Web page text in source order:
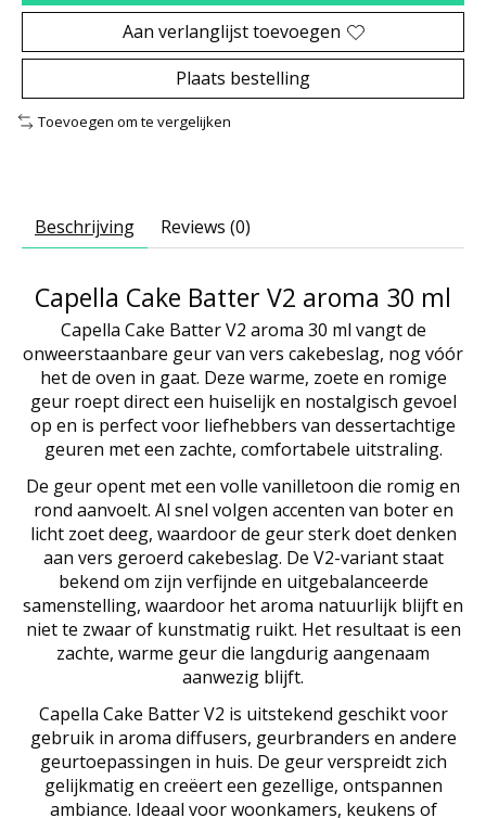
Aan verlanglijst toevoegen
Plaats bestelling
Toevoegen om te vergelijken
Beschrijving Reviews (0)
Capella Cake Batter V2 aroma 30 ml
Capella Cake Batter V2 aroma 30 ml vangt de
onweerstaanbare geur van vers cakebeslag, nog vóór
het de oven in gaat. Deze warme, zoete en romige
geur roept direct een huiselijk en nostalgisch gevoel
op en is perfect voor liefhebbers van dessertachtige
geuren met een zachte, comfortabele uitstraling.
De geur opent met een volle vanilletoon die romig en
rond aanvoelt. Al snel volgen accenten van boter en
licht zoet deeg, waardoor de geur sterk doet denken
aan vers geroerd cakebeslag. De V2-variant staat
bekend om zijn verfijnde en uitgebalanceerde
samenstelling, waardoor het aroma natuurlijk blijft en
niet te zwaar of kunstmatig ruikt. Het resultaat is een
zachte, warme geur die langdurig aangenaam
aanwezig blijft.
Capella Cake Batter V2 is uitstekend geschikt voor
gebruik in aroma diffusers, geurbranders en andere
geurtoepassingen in huis. De geur verspreidt zich
gelijkmatig en creëert een gezellige, ontspannen
ambiance. Ideaal voor woonkamers, keukens of